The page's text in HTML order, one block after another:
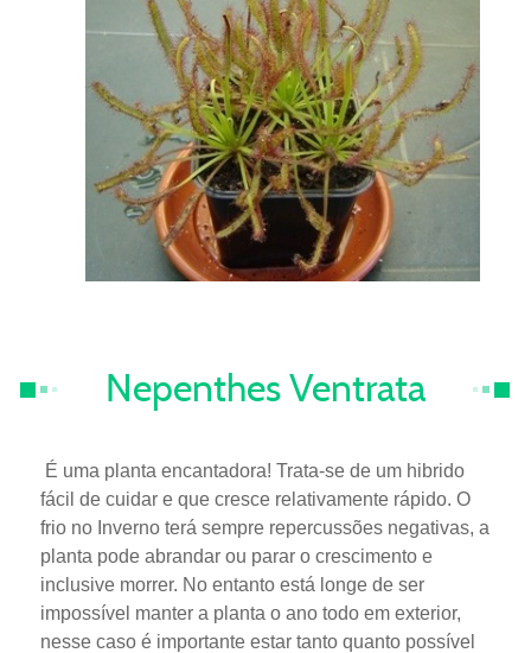
Nepenthes Ventrata
É uma planta encantadora! Trata-se de um hibrido
fácil de cuidar e que cresce relativamente rápido. O
frio no Inverno terá sempre repercussões negativas, a
planta pode abrandar ou parar o crescimento e
inclusive morrer. No entanto está longe de ser
impossível manter a planta o ano todo em exterior,
nesse caso é importante estar tanto quanto possível